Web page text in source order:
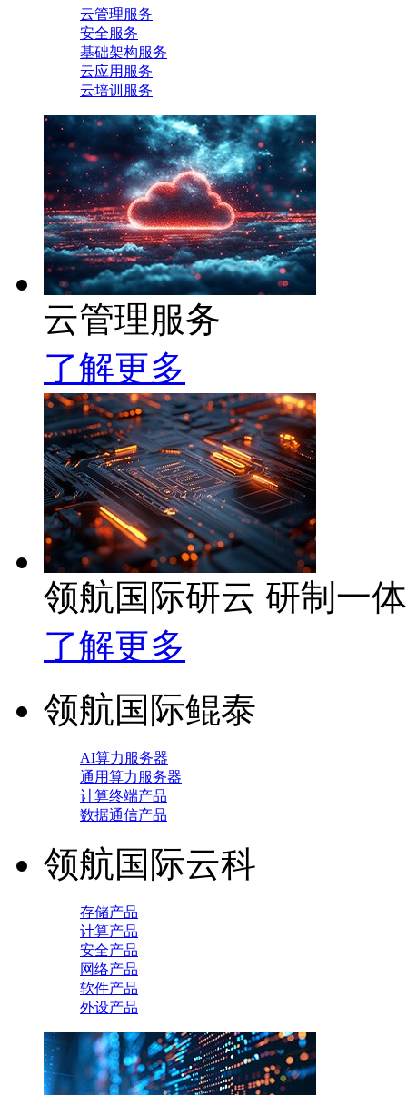
云管理服务
安全服务
基础架构服务
云应用服务
云培训服务
云管理服务
了解更多
领航国际研云 研制一
了解更多
领航国际鲲泰
AI算力服务器
通用算力服务器
计算终端产品
数据通信产品
领航国际云科
存储产品
计算产品
安全产品
网络产品
软件产品
外设产品